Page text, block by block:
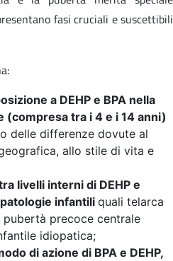
fasi cruciali e suscettibili
a DEHP e BPA nella
(compresa tra i 4 e i 14 anni)
delle differenze dovute al
geografica, allo stile di vita e
livelli interni di DEHP e
infantili quali telarca
precoce centrale
idiopatica;
di azione di BPA e DEHP,